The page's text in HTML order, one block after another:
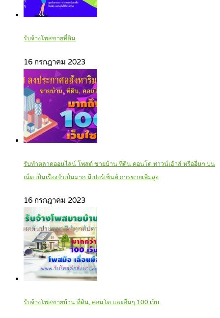
รับจ้างโพสขายที่ดิน
16 กรกฎาคม 2023
รับทำตลาดออนไลน์ โพสต์ ขายบ้าน ที่ดิน คอนโด ทาวน์เฮ้าส์ หรืออื่นๆ บน
เน็ต เป็นเรื่องจำเป็นมาก มีเปอร์เซ็นต์ การขายเพิ่มสูง
16 กรกฎาคม 2023
รับจ้างโพสขายบ้าน ที่ดิน, คอนโด และอื่นๆ 100 เว็บ